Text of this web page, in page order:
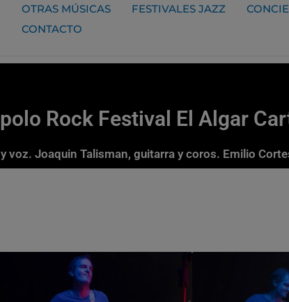
OTRAS MÚSICAS FESTIVALES JAZZ
CONTACTO
Rock Festival El Algar
voz. Joaquin Talisman, guitarra y coros. Emilio